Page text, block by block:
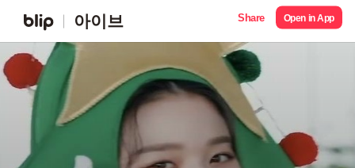
아이브 Share Open in App